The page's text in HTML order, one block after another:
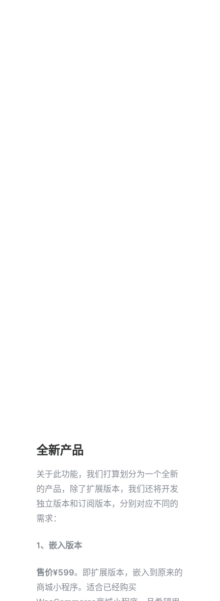
全新产品
关于此功能，我们打算划分为一个全新
的产品，除了扩展版本，我们还将开发
独立版本和订阅版本，分别对应不同的
需求：
1、嵌入版本
售价¥599。即扩展版本，嵌入到原来的
商城小程序。适合已经购买